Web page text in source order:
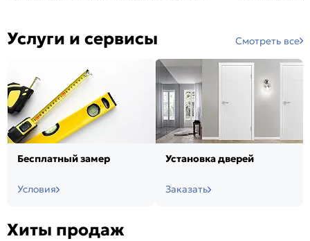
Услуги и сервисы Смотреть все
Бесплатный замер
Условия
Установка дверей
Заказать
Хиты продаж